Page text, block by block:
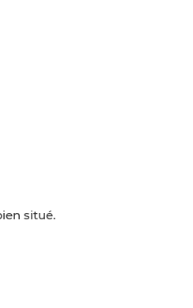
situé.